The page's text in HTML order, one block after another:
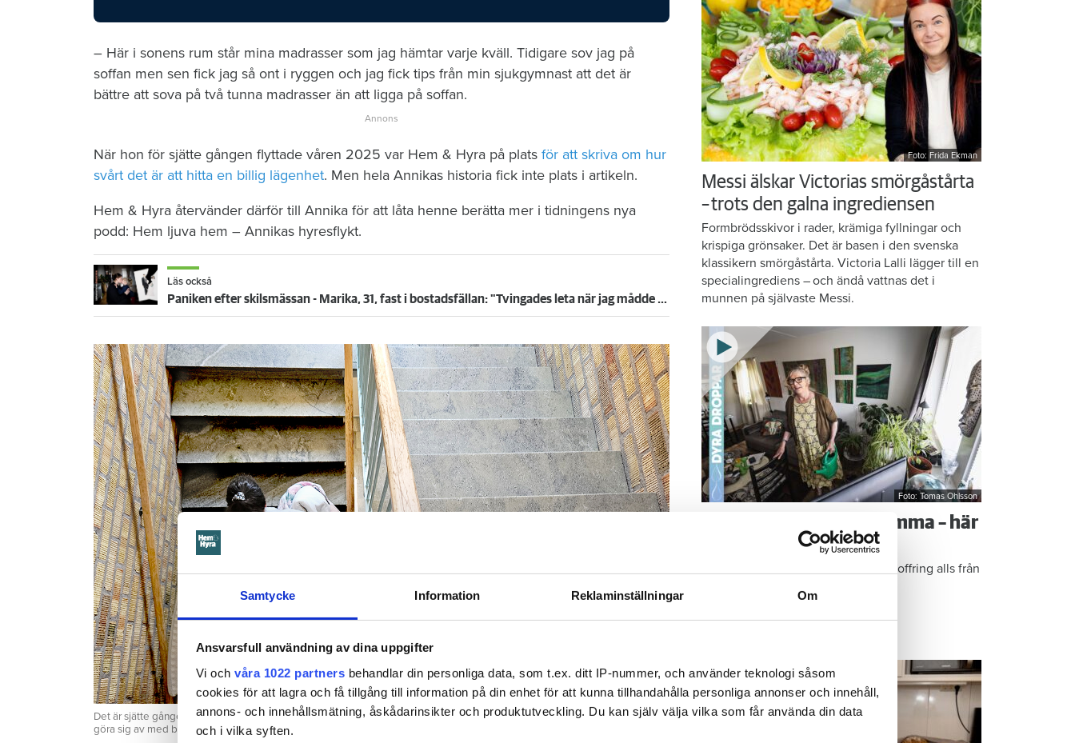
Samtycke Information Reklaminställningar Om
Ansvarsfull användning av dina uppgifter
Vi och våra 1022 partners behandlar din personliga data, som t.ex. ditt IP-nummer, och använder teknologi såsom
cookies för att lagra och få tillgång till information på din enhet för att kunna tillhandahålla personliga annonser och innehåll,
annons- och innehållsmätning, åskådarinsikter och produktutveckling. Du kan själv välja vilka som får använda din data
och i vilka syften.
– Här i sonens rum står mina madrasser som jag hämtar varje kväll. Tidigare sov jag på
soffan men sen fick jag så ont i ryggen och jag fick tips från min sjukgymnast att det är
bättre att sova på två tunna madrasser än att ligga på soffan.
När hon för sjätte gången flyttade våren 2025 var Hem & Hyra på plats för att skriva om hur
svårt det är att hitta en billig lägenhet. Men hela Annikas historia fick inte plats i artikeln.
Hem & Hyra återvänder därför till Annika för att låta henne berätta mer i tidningens nya
podd: Hem ljuva hem – Annikas hyresflykt.
Läs också
Paniken efter skilsmässan - Marika, 31, fast i bostadsfällan: "Tvingades leta när jag mådde som sämst"
Foto: Anna Rytterbrant
Det är sjätte gången Annika flyttar för att sänka hyran. Hon byter från en fyra till en trea och från land till stan – därför kan hon
göra sig av med bilen.
Foto: Frida Ekman
Messi älskar Victorias smörgåstårta
– trots den galna ingrediensen
Formbrödsskivor i rader, krämiga fyllningar och
krispiga grönsaker. Det är basen i den svenska
klassikern smörgåstårta. Victoria Lalli lägger till en
specialingrediens – och ändå vattnas det i
munnen på självaste Messi.
Foto: Tomas Ohlsson
Så sparar du vatten hemma – här
är Kristins bästa tips
Knepen är enkla: ”Det är ingen uppoffring alls från